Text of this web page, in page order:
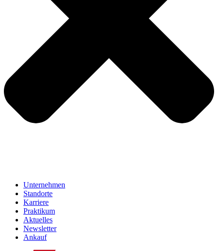
Unternehmen
Standorte
Karriere
Praktikum
Aktuelles
Newsletter
Ankauf